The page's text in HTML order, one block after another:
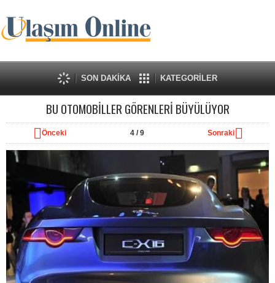
SON DAKİKA KATEGORİLER
BU OTOMOBİLLER GÖRENLERİ BÜYÜLÜYOR
Önceki 4 / 9 Sonraki